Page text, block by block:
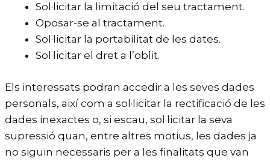
Sol·licitar la limitació del seu tractament.
Oposar-se al tractament.
Sol·licitar la portabilitat de les dates.
Sol·licitar el dret a l’oblit.
Els interessats podran accedir a les seves dades
personals, així com a sol·licitar la rectificació de les
dades inexactes o, si escau, sol·licitar la seva
supressió quan, entre altres motius, les dades ja
no siguin necessaris per a les finalitats que van